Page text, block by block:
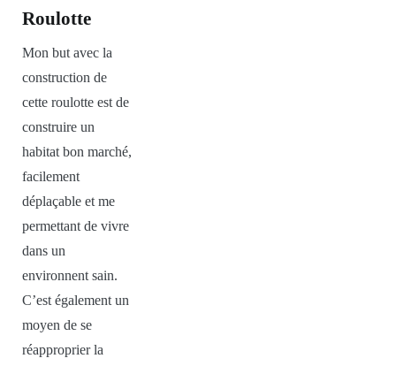
Roulotte
Mon but avec la
construction de
cette roulotte est de
construire un
habitat bon marché,
facilement
déplaçable et me
permettant de vivre
dans un
environnent sain.
C’est également un
moyen de se
réapproprier la